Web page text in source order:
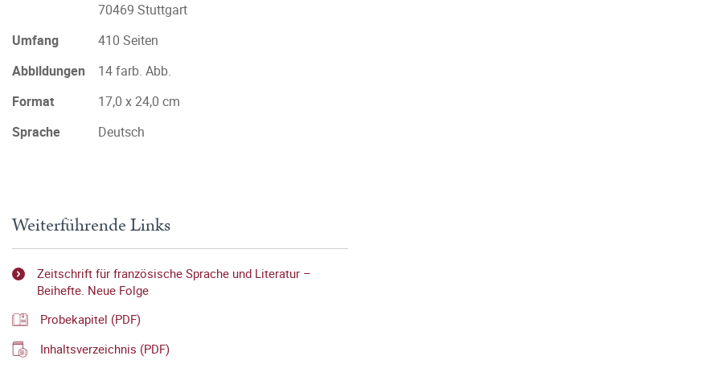
70469 Stuttgart
Umfang
410 Seiten
Abbildungen
14 farb. Abb.
Format
17,0 x 24,0 cm
Sprache
Deutsch
Weiterführende Links
Zeitschrift für französische Sprache und Literatur –
Beihefte. Neue Folge
Probekapitel (PDF)
Inhaltsverzeichnis (PDF)